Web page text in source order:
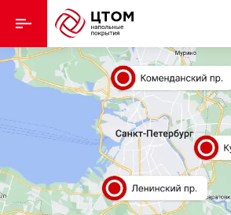
Назад
Кварцвиниловая плитка
Ламинат
Ковролин
Линолеум